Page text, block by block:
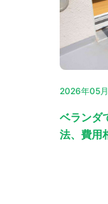
2026年05
ベランダ
法、費用